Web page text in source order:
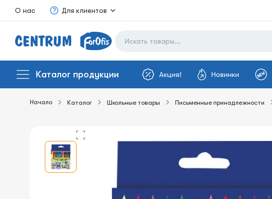
О нас Для клиентов
Каталог продукции Акция! Новинки
Начало Каталог Школьные товары Письменные принадлежности